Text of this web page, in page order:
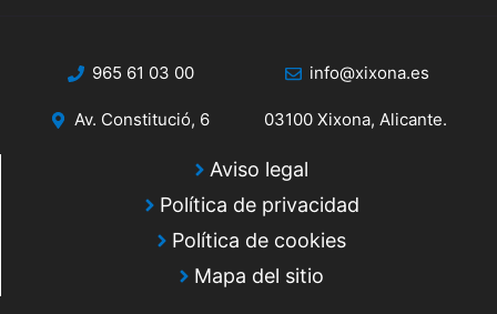
965 61 03 00 info@xixona.es
Av. Constitució, 6 03100 Xixona, Alicante.
Aviso legal
Política de privacidad
Política de cookies
Mapa del sitio